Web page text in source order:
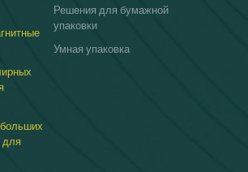
ответственности. Идеально подходит для
брендов, стремящихся произвести
стильное впечатление, наша
индивидуальная упаковка для коробок
подписки создана, чтобы впечатлять. Если
для
Решения для бумажной
упаковки
Умная упаковка